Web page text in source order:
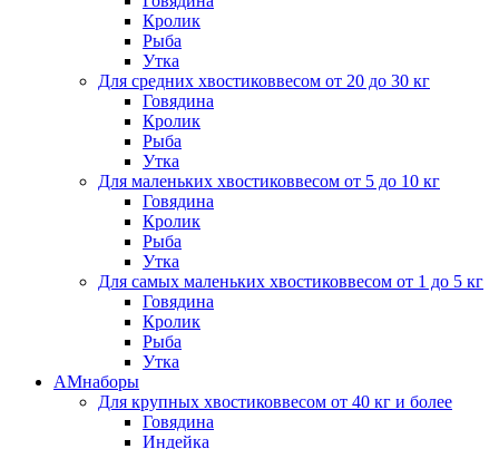
Кролик
Рыба
Утка
Для средних хвостиковвесом от 20 до 30 кг
Говядина
Кролик
Рыба
Утка
Для маленьких хвостиковвесом от 5 до 10 кг
Говядина
Кролик
Рыба
Утка
Для самых маленьких хвостиковвесом от 1 до 5 кг
Говядина
Кролик
Рыба
Утка
АМнаборы
Для крупных хвостиковвесом от 40 кг и более
Говядина
Индейка